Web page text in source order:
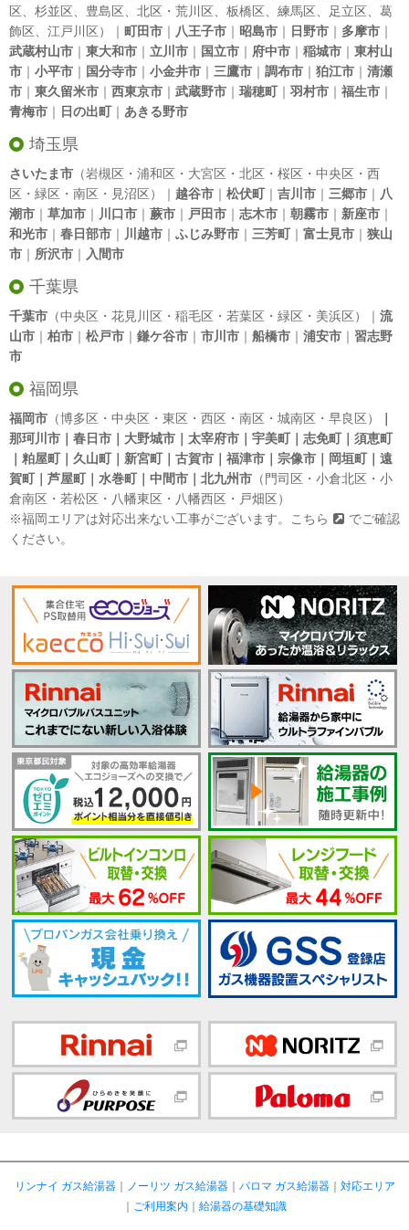
区、 杉並区、 豊島区、 北区 ・ 荒川区、 板橋区、 練馬区、 足立区、 葛
飾区、 江戸川区）｜ 町田市 ｜ 八王子市 ｜ 昭島市 ｜ 日野市 ｜ 多摩市 ｜
武蔵村山市 ｜ 東大和市 ｜ 立川市 ｜ 国立市 ｜ 府中市 ｜ 稲城市 ｜ 東村山
市 ｜ 小平市 ｜ 国分寺市 ｜ 小金井市 ｜ 三鷹市 ｜ 調布市 ｜ 狛江市 ｜ 清瀬
市 ｜ 東久留米市 ｜ 西東京市 ｜ 武蔵野市 ｜ 瑞穂町｜ 羽村市 ｜ 福生市 ｜
青梅市 ｜ 日の出町｜ あきる野市
埼玉県
さいたま市 （岩槻区・浦和区・大宮区・北区・桜区・中央区・西
区・緑区・南区・見沼区）｜ 越谷市 ｜ 松伏町｜ 吉川市 ｜ 三郷市 ｜ 八
潮市 ｜ 草加市 ｜ 川口市 ｜ 蕨市 ｜ 戸田市 ｜ 志木市 ｜ 朝霧市 ｜ 新座市 ｜
和光市 ｜ 春日部市 ｜ 川越市 ｜ ふじみ野市 ｜ 三芳町｜ 富士見市 ｜ 狭山
市 ｜ 所沢市 ｜ 入間市
千葉県
千葉市 （中央区・花見川区・稲毛区・若葉区・緑区・美浜区）｜ 流
山市 ｜ 柏市 ｜ 松戸市 ｜ 鎌ケ谷市 ｜ 市川市 ｜ 船橋市 ｜ 浦安市 ｜ 習志野
市
福岡県
福岡市 （博多区・中央区・東区・西区・南区・城南区・早良区）
那珂川市｜春日市｜大野城市｜太宰府市｜宇美町｜志免町｜須恵町
｜粕屋町｜久山町｜新宮町｜古賀市｜福津市｜宗像市｜岡垣町｜遠
賀町｜芦屋町｜水巻町｜中間市｜北九州市 （門司区・小倉北区・小
倉南区・若松区・八幡東区・八幡西区・戸畑区）
※福岡エリアは対応出来ない工事がございます。
こちら
でご確認
ください。
リンナイ ガス給湯器｜ ノーリツ ガス給湯器｜ パロマ ガス給湯器｜ 対応エリア
ご利用案内 給湯器の基礎知識